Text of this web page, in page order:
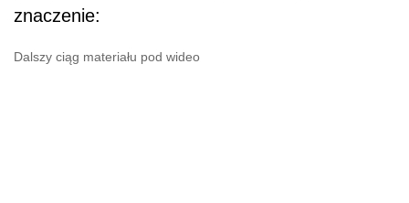
znaczenie:
Dalszy ciąg materiału pod wideo